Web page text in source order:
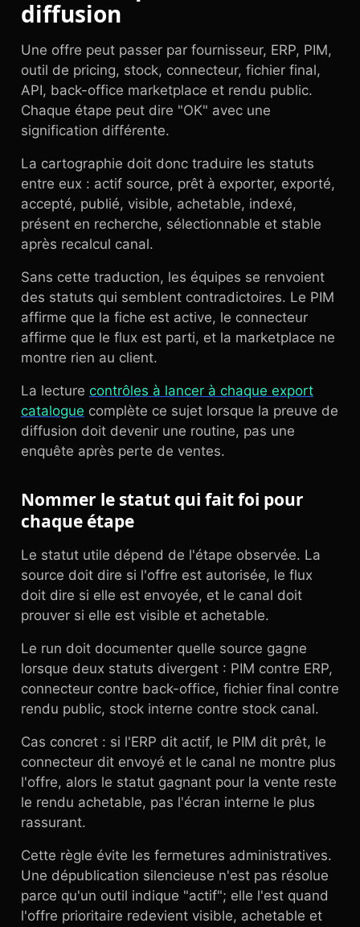
diffusion
Une offre peut passer par fournisseur, ERP, PIM,
outil de pricing, stock, connecteur, fichier final,
API, back-office marketplace et rendu public.
Chaque étape peut dire "OK" avec une
signification différente.
La cartographie doit donc traduire les statuts
entre eux : actif source, prêt à exporter, exporté,
accepté, publié, visible, achetable, indexé,
présent en recherche, sélectionnable et stable
après recalcul canal.
Sans cette traduction, les équipes se renvoient
des statuts qui semblent contradictoires. Le PIM
affirme que la fiche est active, le connecteur
affirme que le flux est parti, et la marketplace ne
montre rien au client.
La lecture contrôles à lancer à chaque export
catalogue complète ce sujet lorsque la preuve de
diffusion doit devenir une routine, pas une
enquête après perte de ventes.
Nommer le statut qui fait foi pour
chaque étape
Le statut utile dépend de l'étape observée. La
source doit dire si l'offre est autorisée, le flux
doit dire si elle est envoyée, et le canal doit
prouver si elle est visible et achetable.
Le run doit documenter quelle source gagne
lorsque deux statuts divergent : PIM contre ERP,
connecteur contre back-office, fichier final contre
rendu public, stock interne contre stock canal.
Cas concret : si l'ERP dit actif, le PIM dit prêt, le
connecteur dit envoyé et le canal ne montre plus
l'offre, alors le statut gagnant pour la vente reste
le rendu achetable, pas l'écran interne le plus
rassurant.
Cette règle évite les fermetures administratives.
Une dépublication silencieuse n'est pas résolue
parce qu'un outil indique "actif"; elle l'est quand
l'offre prioritaire redevient visible, achetable et